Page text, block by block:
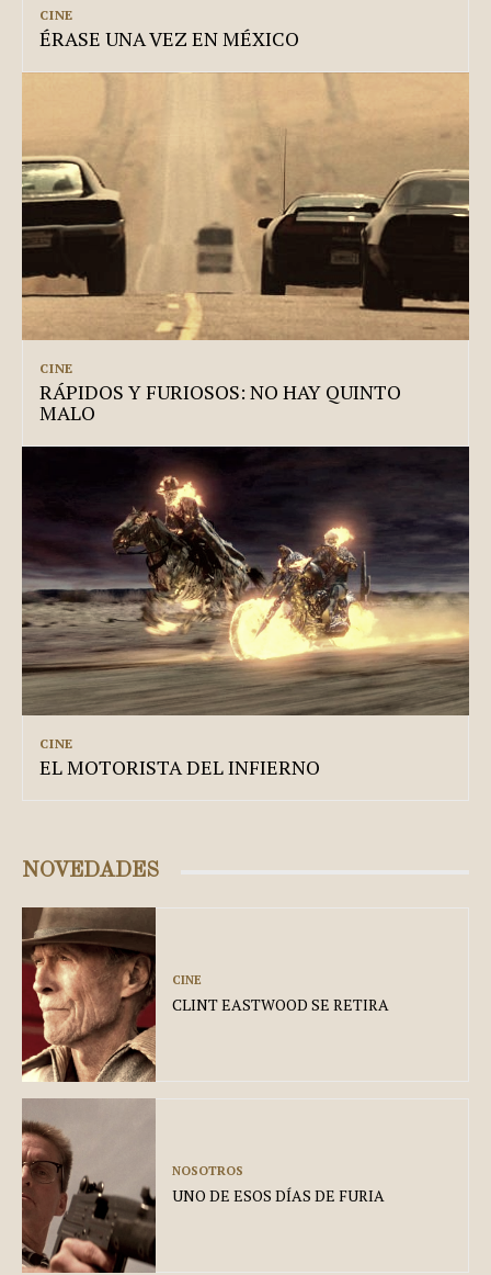
CINE
ÉRASE UNA VEZ EN MÉXICO
CINE
RÁPIDOS Y FURIOSOS: NO HAY QUINTO
MALO
CINE
EL MOTORISTA DEL INFIERNO
NOVEDADES
CINE
CLINT EASTWOOD SE RETIRA
NOSOTROS
UNO DE ESOS DÍAS DE FURIA